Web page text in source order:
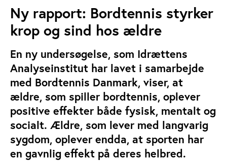
Ny rapport: Bordtennis styrker
krop og sind hos ældre
En ny undersøgelse, som Idrættens
Analyseinstitut har lavet i samarbejde
med Bordtennis Danmark, viser, at
ældre, som spiller bordtennis, oplever
positive effekter både fysisk, mentalt og
socialt. Ældre, som lever med langvarig
sygdom, oplever endda, at sporten har
en gavnlig effekt på deres helbred.